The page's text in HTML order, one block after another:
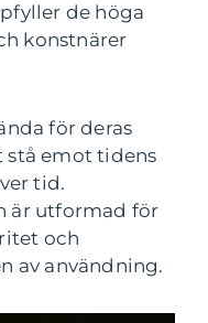
de höga
konstnärer
för deras
stå emot tidens
tid.
är utformad för
och
av användning.